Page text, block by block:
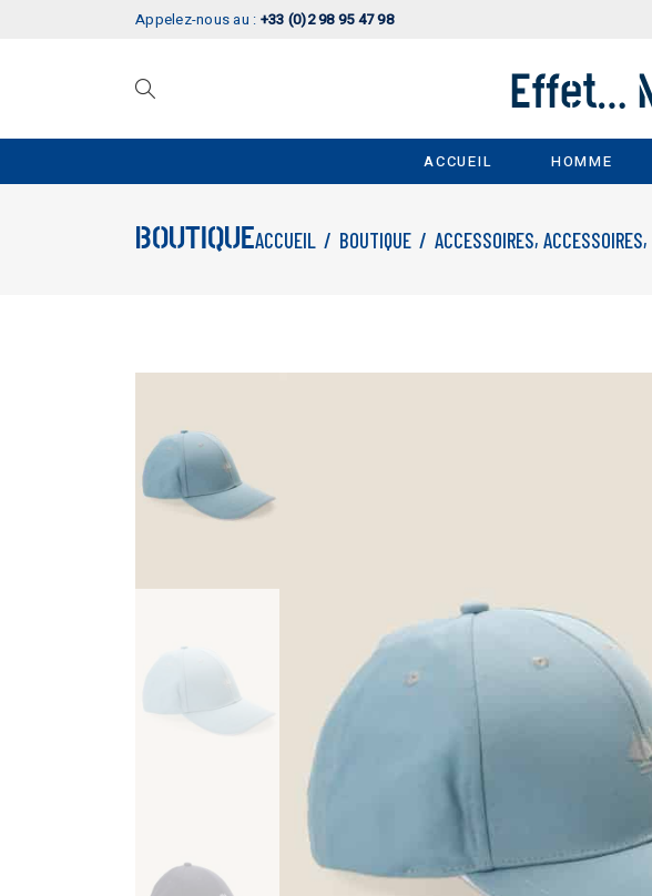
Appelez-nous au : +33 (0)2 98 95 47 98
ACCUEIL HOMME
BOUTIQUEACCUEIL / BOUTIQUE / ACCESSOIRES, ACCESSOIRES,